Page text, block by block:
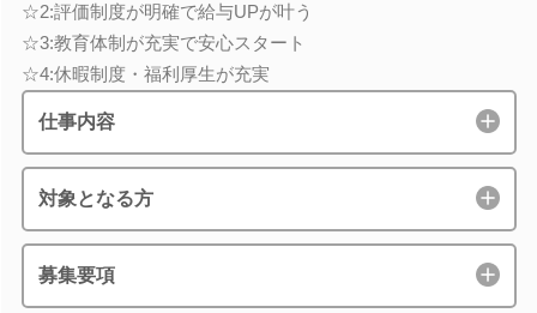
☆2:評価制度が明確で給与UPが叶う
☆3:教育体制が充実で安心スタート
☆4:休暇制度・福利厚生が充実
仕事内容
対象となる方
募集要項